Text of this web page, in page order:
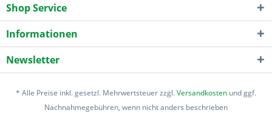
Shop Service
Informationen
Newsletter
* Alle Preise inkl. gesetzl. Mehrwertsteuer zzgl.Versandkosten und ggf.
Nachnahmegebühren, wenn nicht anders beschrieben